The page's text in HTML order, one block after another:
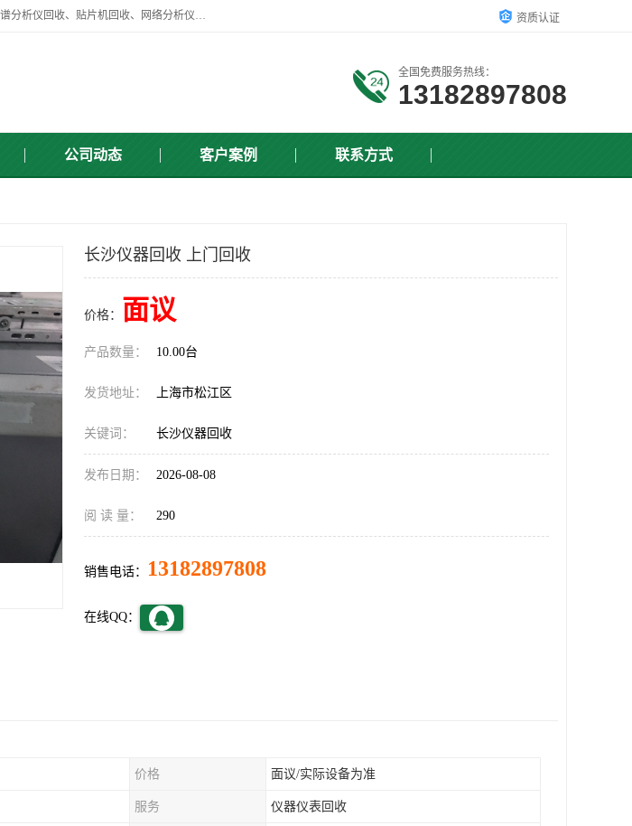
苏州讯芯微电子设备有限公司是一家做资源回收类企业，主要回收类目有：X-Ray回收、蓝牙测试仪回收、频谱分析仪回收、贴片机回收、网络分析仪回收、信号发生器回收等，从企业单位的需求出发，试通过本网络平台的建立有效整合物资市场，使可再生资源获得合理的流通和科学的再利用。 资质认证
全国免费服务热线：
13182897808
公司动态 客户案例 联系方式
长沙仪器回收 上门回收
价格： 面议
产品数量： 10.00台
发货地址： 上海市松江区
关键词： 长沙仪器回收
发布日期： 2026-08-08
阅 读 量： 290
销售电话： 13182897808
在线QQ：
价格 面议/实际设备为准
服务 仪器仪表回收